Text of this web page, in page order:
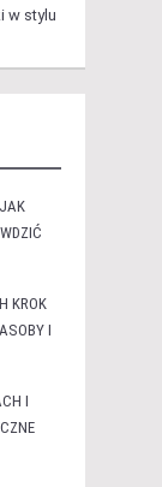
w stylu
KROK
I
I